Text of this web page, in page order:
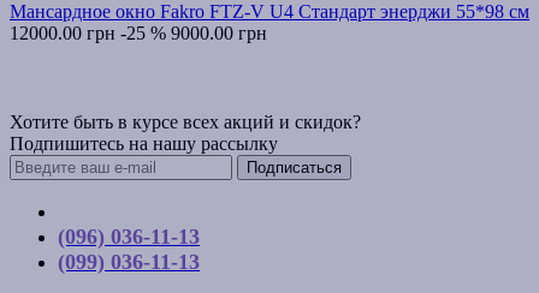
Мансардное окно Fakro FTZ-V U4 Стандарт энерджи 55*98 см
12000.00 грн -25 % 9000.00 грн
Хотите быть в курсе всех акций и скидок?
Подпишитесь на нашу рассылку
Подписаться
(096) 036-11-13
(099) 036-11-13